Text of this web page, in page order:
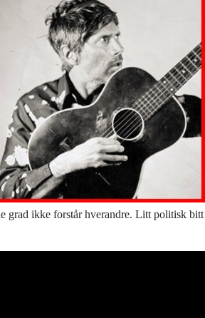
grad ikke forstår hverandre. Litt politisk bitt